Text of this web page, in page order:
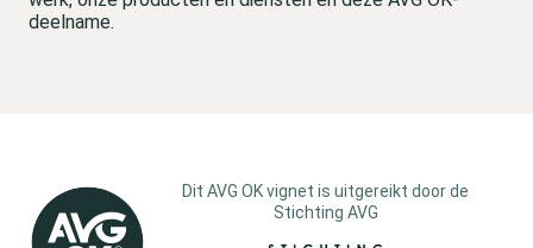
deelname.
Dit AVG OK vignet is uitgereikt door de
Stichting AVG